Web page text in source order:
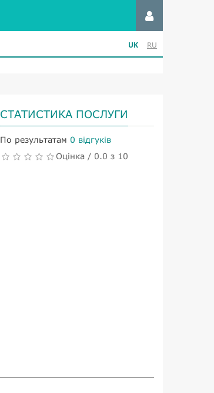
UK RU
СТАТИСТИКА ПОСЛУГИ
По результатам 0 відгуків
Оцінка / 0.0 з 10